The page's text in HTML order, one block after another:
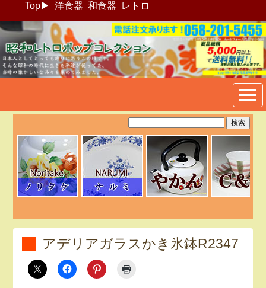
Top▶ 洋食器 和食器 レトロ
昭和レトロポップ食器生活雑
貨通販＠フリマート
アデリアガラスかき氷鉢R2347